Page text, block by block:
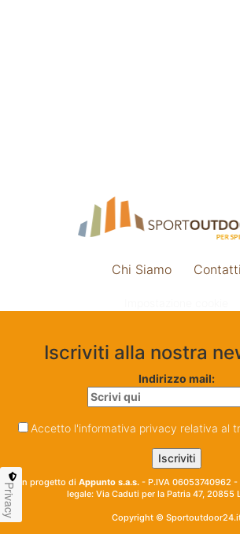
Chi Siamo Contatti
Iscriviti alla nostra
Indirizzo mail:
Accetto l'informativa privacy relativa al
Un progetto di Appunto s.a.s. - P.IVA 06053740962 -
legale: Via Caduti per la Patria 47, 20855
Copyright ©
Privacy